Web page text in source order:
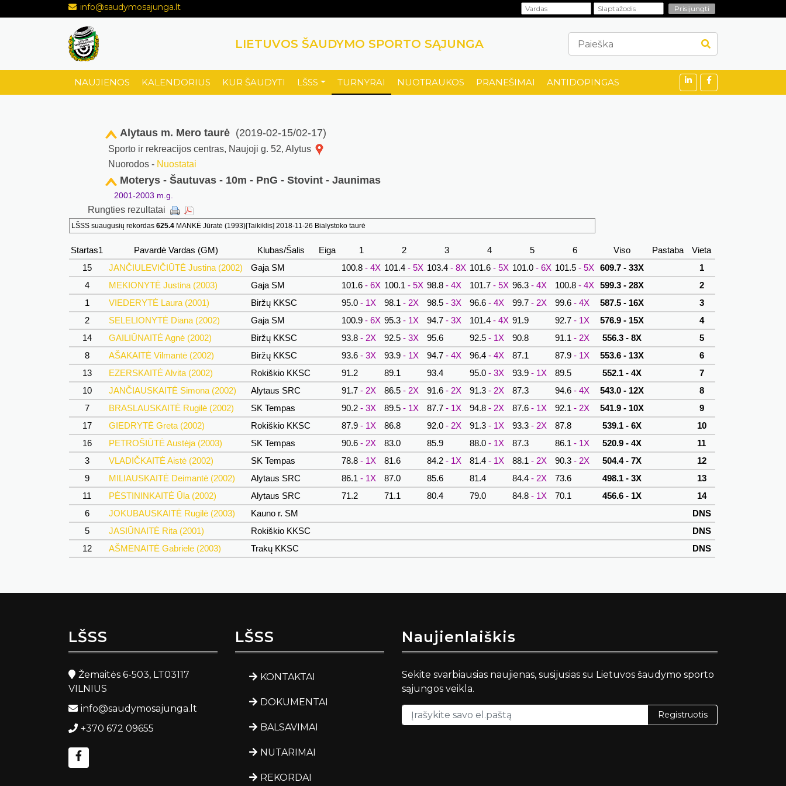
info@saudymosajunga.lt
LIETUVOS ŠAUDYMO SPORTO SĄJUNGA
NAUJIENOS KALENDORIUS KUR ŠAUDYTI LŠSS TURNYRAI NUOTRAUKOS PRANEŠIMAI ANTIDOPINGAS
Alytaus m. Mero taurė (2019-02-15/02-17)
Sporto ir rekreacijos centras, Naujoji g. 52, Alytus
Nuorodos - Nuostatai
Moterys - Šautuvas - 10m - PnG - Stovint - Jaunimas
2001-2003 m.g.
Rungties rezultatai
LŠSS suaugusių rekordas 625.4 MANKĖ Jūratė (1993)[Taikiklis] 2018-11-26 Bialystoko taurė
Startas1 Pavardė Vardas (GM) Klubas/Šalis Eiga 1 2 3 4 5 6 Viso Pastaba
Vieta
15
JANČIULEVIČIŪTĖ Justina (2002) Gaja SM 100.8 - 4X 101.4 - 5X 103.4 - 8X 101.6 - 5X 101.0 - 6X 101.5 - 5X 609.7 - 33X
1
4
MEKIONYTĖ Justina (2003) Gaja SM 101.6 - 6X 100.1 - 5X 98.8 - 4X 101.7 - 5X 96.3 - 4X 100.8 - 4X 599.3 - 28X
2
1
VIEDERYTĖ Laura (2001) Biržų KKSC 95.0 - 1X 98.1 - 2X 98.5 - 3X 96.6 - 4X 99.7 - 2X 99.6 - 4X 587.5 - 16X
3
2
SELELIONYTĖ Diana (2002) Gaja SM 100.9 - 6X 95.3 - 1X 94.7 - 3X 101.4 - 4X 91.9 92.7 - 1X 576.9 - 15X
4
14
GAILIŪNAITĖ Agnė (2002) Biržų KKSC 93.8 - 2X 92.5 - 3X 95.6 92.5 - 1X 90.8 91.1 - 2X 556.3 - 8X
5
8
AŠAKAITĖ Vilmantė (2002) Biržų KKSC 93.6 - 3X 93.9 - 1X 94.7 - 4X 96.4 - 4X 87.1 87.9 - 1X 553.6 - 13X
6
13
EZERSKAITĖ Alvita (2002) Rokiškio KKSC 91.2 89.1 93.4 95.0 - 3X 93.9 - 1X 89.5 552.1 - 4X
7
10
JANČIAUSKAITĖ Simona (2002) Alytaus SRC 91.7 - 2X 86.5 - 2X 91.6 - 2X 91.3 - 2X 87.3 94.6 - 4X 543.0 - 12X
8
7
BRASLAUSKAITĖ Rugilė (2002) SK Tempas 90.2 - 3X 89.5 - 1X 87.7 - 1X 94.8 - 2X 87.6 - 1X 92.1 - 2X 541.9 - 10X
9
17
GIEDRYTĖ Greta (2002) Rokiškio KKSC 87.9 - 1X 86.8 92.0 - 2X 91.3 - 1X 93.3 - 2X 87.8 539.1 - 6X
10
16
PETROŠIŪTĖ Austėja (2003) SK Tempas 90.6 - 2X 83.0 85.9 88.0 - 1X 87.3 86.1 - 1X 520.9 - 4X
11
3
VLADIČKAITĖ Aistė (2002) SK Tempas 78.8 - 1X 81.6 84.2 - 1X 81.4 - 1X 88.1 - 2X 90.3 - 2X 504.4 - 7X
12
9
MILIAUSKAITĖ Deimantė (2002) Alytaus SRC 86.1 - 1X 87.0 85.6 81.4 84.4 - 2X 73.6 498.1 - 3X
13
11
PĖSTININKAITĖ Ūla (2002) Alytaus SRC 71.2 71.1 80.4 79.0 84.8 - 1X 70.1 456.6 - 1X
14
6
JOKUBAUSKAITĖ Rugilė (2003) Kauno r. SM
DNS
5
JASIŪNAITĖ Rita (2001) Rokiškio KKSC
DNS
12
AŠMENAITĖ Gabrielė (2003) Trakų KKSC DNS
LŠSS
Žemaitės 6-503, LT03117
VILNIUS
info@saudymosajunga.lt
+370 672 09655
LŠSS
KONTAKTAI
DOKUMENTAI
BALSAVIMAI
NUTARIMAI
REKORDAI
Naujienlaiškis
Sekite svarbiausias naujienas, susijusias su Lietuvos šaudymo sporto
sąjungos veikla.
Registruotis